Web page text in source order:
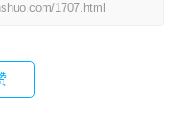
1707.html